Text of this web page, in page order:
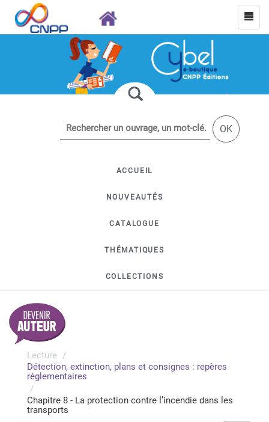
OK
ACCUEIL
NOUVEAUTÉS
CATALOGUE
THÉMATIQUES
COLLECTIONS
Lecture
Détection, extinction, plans et consignes : repères
réglementaires
Chapitre 8 - La protection contre l’incendie dans les
transports